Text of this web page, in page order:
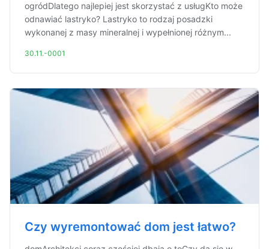
ogródDlatego najlepiej jest skorzystać z usługKto może
odnawiać lastryko? Lastryko to rodzaj posadzki
wykonanej z masy mineralnej i wypełnionej różnym...
30.11.-0001
Czy wyremontować dom jest łatwo?